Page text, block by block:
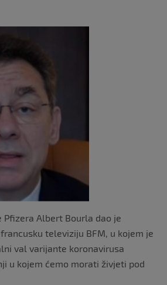
Pfizera Albert Bourla dao je
televiziju BFM, u kojem je
val varijante koronavirusa
u kojem ćemo morati živjeti pod